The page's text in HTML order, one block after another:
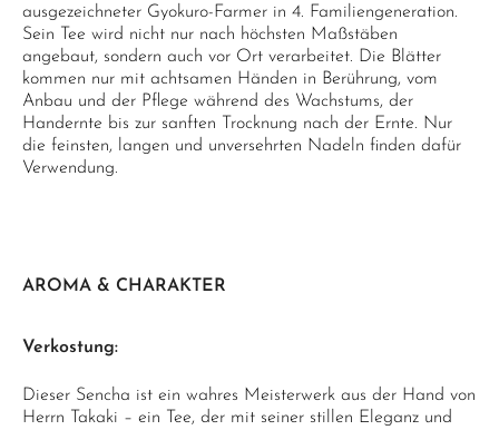
ausgezeichneter Gyokuro-Farmer in 4. Familiengeneration.
Sein Tee wird nicht nur nach höchsten Maßstäben
angebaut, sondern auch vor Ort verarbeitet. Die Blätter
kommen nur mit achtsamen Händen in Berührung, vom
Anbau und der Pflege während des Wachstums, der
Handernte bis zur sanften Trocknung nach der Ernte. Nur
die feinsten, langen und unversehrten Nadeln finden dafür
Verwendung.
AROMA & CHARAKTER
Verkostung:
Dieser Sencha ist ein wahres Meisterwerk aus der Hand von
Herrn Takaki – ein Tee, der mit seiner stillen Eleganz und